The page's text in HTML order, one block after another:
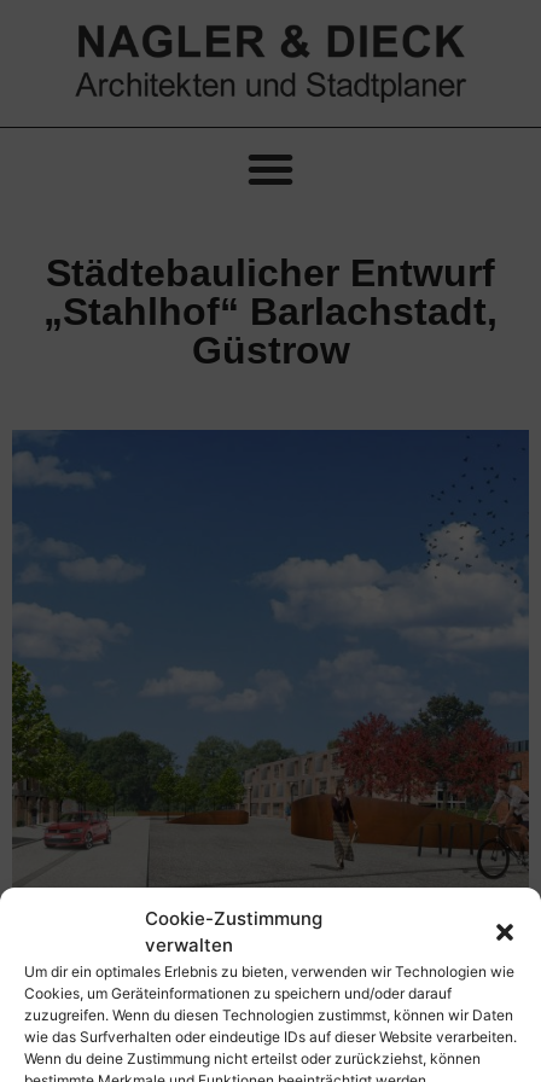
Cookie-Zustimmung
verwalten
Um dir ein optimales Erlebnis zu bieten, verwenden wir Technologien wie
Cookies, um Geräteinformationen zu speichern und/oder darauf
zuzugreifen. Wenn du diesen Technologien zustimmst, können wir Daten
wie das Surfverhalten oder eindeutige IDs auf dieser Website verarbeiten.
Wenn du deine Zustimmung nicht erteilst oder zurückziehst, können
Städtebaulicher Entwurf
„Stahlhof“ Barlachstadt,
Güstrow
Jahr & Ort: 2015, Güstrow
Auftraggeber: Barlachstadt Güstrow
Projektumfang: 3 ha
Leistungsumfang: Städtebaulicher Entwurf